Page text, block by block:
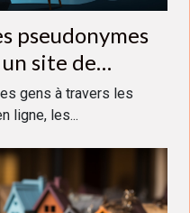
pseudonymes
site de
gens à travers les
ligne, les...